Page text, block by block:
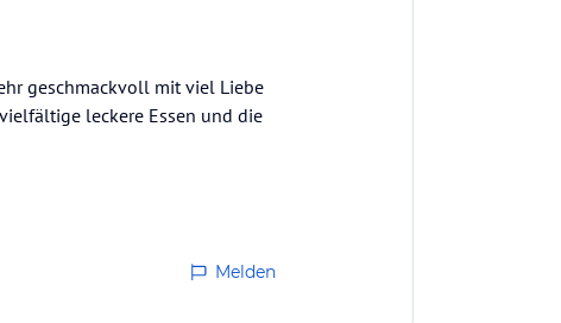
geschmackvoll mit viel Liebe
leckere Essen und die
Melden